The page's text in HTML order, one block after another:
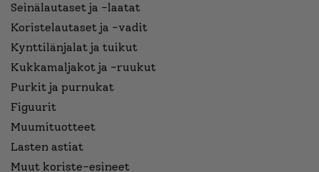
Seinälautaset ja -laatat
Koristelautaset ja -vadit
Kynttilänjalat ja tuikut
Kukkamaljakot ja -ruukut
Purkit ja purnukat
Figuurit
Muumituotteet
Lasten astiat
Muut koriste-esineet